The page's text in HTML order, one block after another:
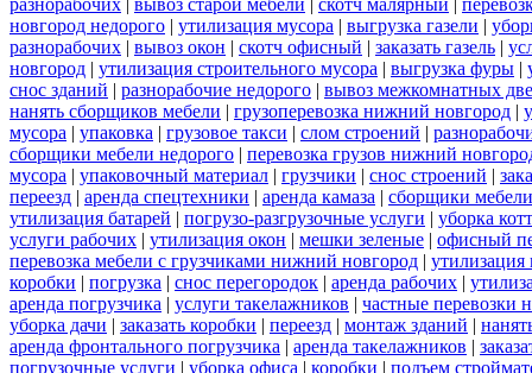
разнорабочих | вывоз старой мебели | скотч малярный |
новгород недорого | утилизация мусора | выгрузка газели |
разнорабочих | вывоз окон | скотч офисный | заказать газель |
новгород | утилизация строительного мусора | выгрузка фуры |
снос зданий | разнорабочие недорого | вывоз межкомнатных
нанять сборщиков мебели | грузоперевозка нижний новгород |
мусора | упаковка | грузовое такси | слом строений |
сборщики мебели недорого | перевозка грузов нижний
мусора | упаковочный материал | грузчики | снос строений |
переезд | аренда спецтехники | аренда камаза | сборщики
утилизация батарей | погрузо-разгрузочные услуги | уборка
услуги рабочих | утилизация окон | мешки зеленые | офисный
перевозка мебели с грузчиками нижний новгород |
коробки | погрузка | снос перегородок | аренда рабочих |
аренда погрузчика | услуги такелажников | частные перевозки
уборка дачи | заказать коробки | переезд | монтаж зданий |
аренда фронтального погрузчика | аренда такелажников |
погрузочные услуги | уборка офиса | коробки | подъем